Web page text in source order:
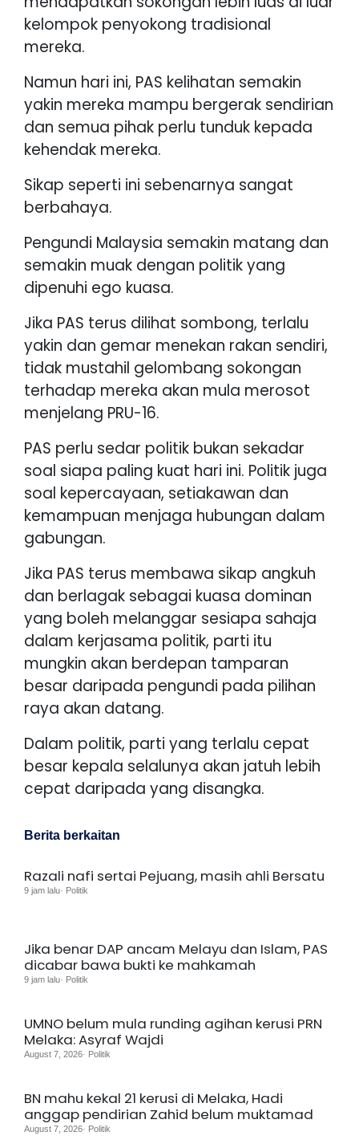
kelompok penyokong tradisional
mereka.
Namun hari ini, PAS kelihatan semakin
yakin mereka mampu bergerak sendirian
dan semua pihak perlu tunduk kepada
kehendak mereka.
Sikap seperti ini sebenarnya sangat
berbahaya.
Pengundi Malaysia semakin matang dan
semakin muak dengan politik yang
dipenuhi ego kuasa.
Jika PAS terus dilihat sombong, terlalu
yakin dan gemar menekan rakan sendiri,
tidak mustahil gelombang sokongan
terhadap mereka akan mula merosot
menjelang PRU-16.
PAS perlu sedar politik bukan sekadar
soal siapa paling kuat hari ini. Politik juga
soal kepercayaan, setiakawan dan
kemampuan menjaga hubungan dalam
gabungan.
Jika PAS terus membawa sikap angkuh
dan berlagak sebagai kuasa dominan
yang boleh melanggar sesiapa sahaja
dalam kerjasama politik, parti itu
mungkin akan berdepan tamparan
besar daripada pengundi pada pilihan
raya akan datang.
Dalam politik, parti yang terlalu cepat
besar kepala selalunya akan jatuh lebih
cepat daripada yang disangka.
Berita berkaitan
Razali nafi sertai Pejuang, masih ahli Bersatu
9 jam lalu· Politik
Jika benar DAP ancam Melayu dan Islam, PAS
dicabar bawa bukti ke mahkamah
9 jam lalu· Politik
UMNO belum mula runding agihan kerusi PRN
Melaka: Asyraf Wajdi
August 7, 2026· Politik
BN mahu kekal 21 kerusi di Melaka, Hadi
anggap pendirian Zahid belum muktamad
August 7, 2026· Politik